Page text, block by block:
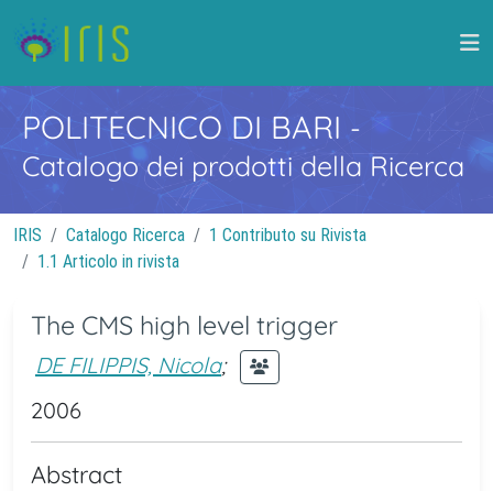
POLITECNICO DI BARI -
Catalogo dei prodotti della Ricerca
IRIS Catalogo Ricerca
1 Contributo su Rivista
1.1 Articolo in rivista
The CMS high level trigger
DE FILIPPIS, Nicola;
2006
Abstract